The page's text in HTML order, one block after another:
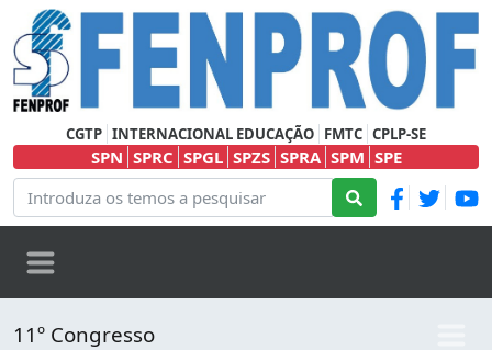
CGTP INTERNACIONAL EDUCAÇÃO FMTC CPLP-SE
SPN SPRC SPGL SPZS SPRA SPM SPE
11º Congresso